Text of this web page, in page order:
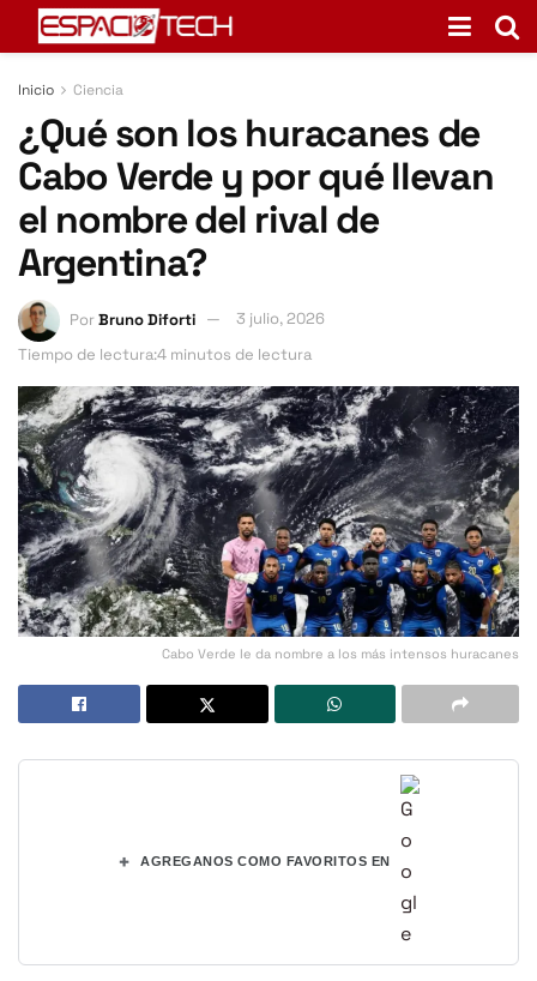
Inicio Ciencia
¿Qué son los huracanes de
Cabo Verde y por qué llevan
el nombre del rival de
Argentina?
PorBruno Diforti
3 julio, 2026
Tiempo de lectura:4 minutos de lectura
Cabo Verde le da nombre a los más intensos huracanes
+ AGREGANOS COMO FAVORITOS EN